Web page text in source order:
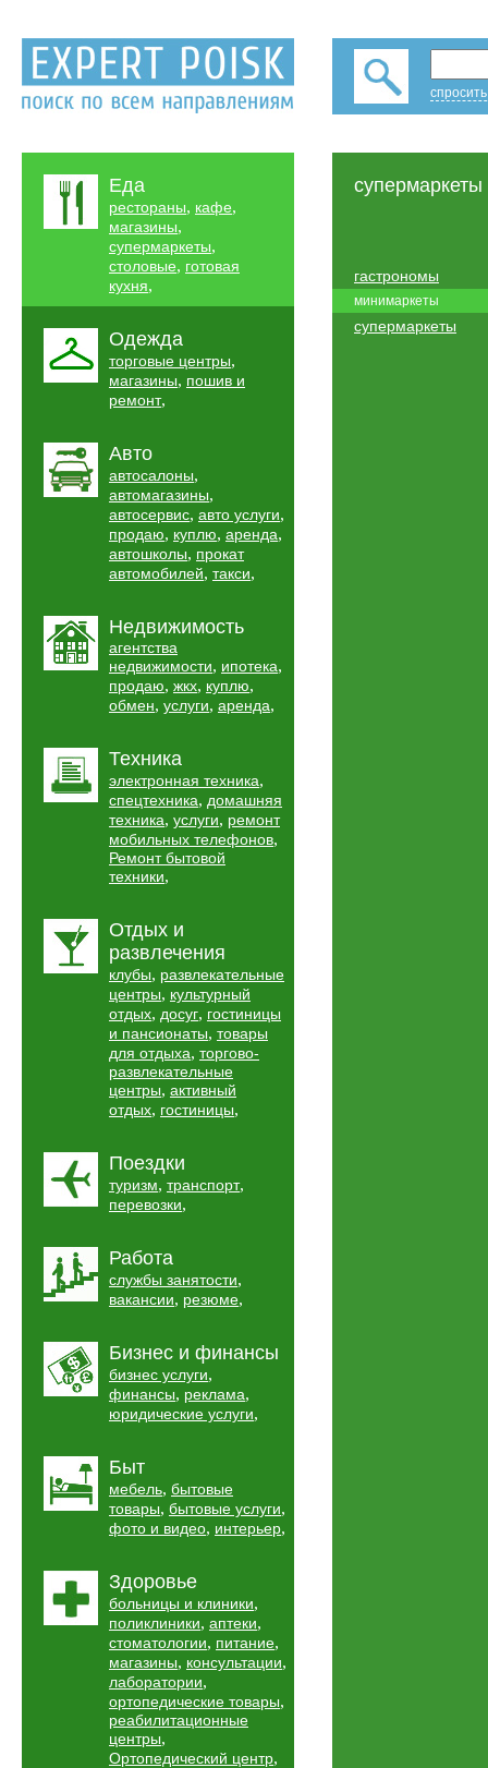
Еда
рестораны, кафе,
магазины,
супермаркеты,
столовые, готовая
кухня,
Одежда
торговые центры,
магазины, пошив и
ремонт,
Авто
автосалоны,
автомагазины,
автосервис, авто услуги,
продаю, куплю, аренда,
автошколы, прокат
автомобилей, такси,
Недвижимость
агентства
недвижимости, ипотека,
продаю, жкх, куплю,
обмен, услуги, аренда,
Техника
электронная техника,
спецтехника, домашняя
техника, услуги, ремонт
мобильных телефонов,
Ремонт бытовой
техники,
Отдых и
развлечения
клубы, развлекательные
центры, культурный
отдых, досуг, гостиницы
и пансионаты, товары
для отдыха, торгово-
развлекательные
центры, активный
отдых, гостиницы,
Поездки
туризм, транспорт,
перевозки,
Работа
службы занятости,
вакансии, резюме,
Бизнес и финансы
бизнес услуги,
финансы, реклама,
юридические услуги,
Быт
мебель, бытовые
товары, бытовые услуги,
фото и видео, интерьер,
Здоровье
больницы и клиники,
поликлиники, аптеки,
стоматологии, питание,
магазины, консультации,
лаборатории,
ортопедические товары,
реабилитационные
центры,
Ортопедический центр,
супермаркеты
гастрономы
минимаркеты
супермаркеты